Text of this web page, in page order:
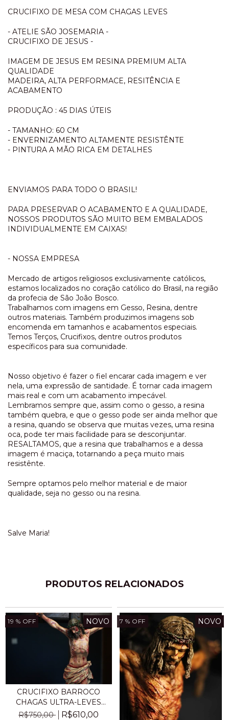
CRUCIFIXO DE MESA COM CHAGAS LEVES
- ATELIE SÃO JOSEMARIA -
CRUCIFIXO DE JESUS -
IMAGEM DE JESUS EM RESINA PREMIUM ALTA
QUALIDADE
MADEIRA, ALTA PERFORMACE, RESITÊNCIA E
ACABAMENTO
PRODUÇÃO : 45 DIAS ÚTEIS
- TAMANHO: 60 CM
- ENVERNIZAMENTO ALTAMENTE RESISTÊNTE
- PINTURA A MÃO RICA EM DETALHES
ENVIAMOS PARA TODO O BRASIL!
PARA PRESERVAR O ACABAMENTO E A QUALIDADE,
NOSSOS PRODUTOS SÃO MUITO BEM EMBALADOS
INDIVIDUALMENTE EM CAIXAS!
- NOSSA EMPRESA
Mercado de artigos religiosos exclusivamente católicos,
estamos localizados no coração católico do Brasil, na região
da profecia de São João Bosco.
Trabalhamos com imagens em Gesso, Resina, dentre
outros materiais. Também produzimos imagens sob
encomenda em tamanhos e acabamentos especiais.
Temos Terços, Crucifixos, dentre outros produtos
específicos para sua comunidade.
Nosso objetivo é fazer o fiel encarar cada imagem e ver
nela, uma expressão de santidade. É tornar cada imagem
mais real e com um acabamento impecável.
Lembramos sempre que, assim como o gesso, a resina
também quebra, e que o gesso pode ser ainda melhor que
a resina, quando se observa que muitas vezes, uma resina
oca, pode ter mais facilidade para se desconjuntar.
RESALTAMOS, que a resina que trabalhamos e a dessa
imagem é maciça, totarnando a peça muito mais
resistênte.
Sempre optamos pelo melhor material e de maior
qualidade, seja no gesso ou na resina.
Salve Maria!
PRODUTOS RELACIONADOS
19 % OFF NOVO
CRUCIFIXO BARROCO
CHAGAS ULTRA-LEVES
MES...
R$750,00 R$610,00
7 % OFF NOVO